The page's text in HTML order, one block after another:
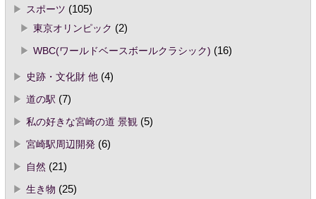
スポーツ (105)
東京オリンピック (2)
WBC(ワールドベースボールクラシック) (16)
史跡・文化財 他(4)
道の駅 (7)
私の好きな宮崎の道 景観 (5)
宮崎駅周辺開発(6)
自然 (21)
生き物 (25)